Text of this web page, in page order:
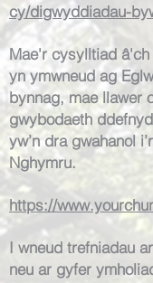
cy/digwyddiadau-
Mae'r cysylltiad
yn ymwneud ag
bynnag, mae llawer
gwybodaeth
yw’n dra gwahanol
Nghymru.
https://
I wneud trefniadau
neu ar gyfer